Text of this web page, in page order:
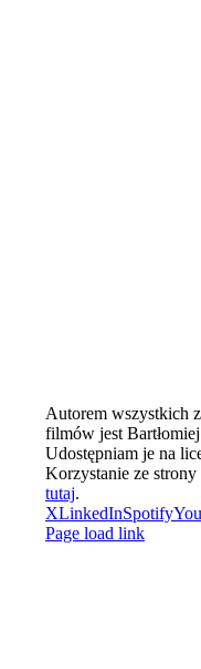
Autorem wszystkich
filmów jest
Udostępniam je na
Korzystanie ze
tutaj.
XLinkedInSpotify
Page load link